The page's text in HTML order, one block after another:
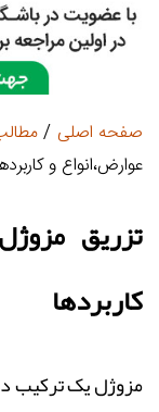
صفحه اصلی /
عوارض،انواع و
تزریق
کاربردها
مزوژل یک ترکیب